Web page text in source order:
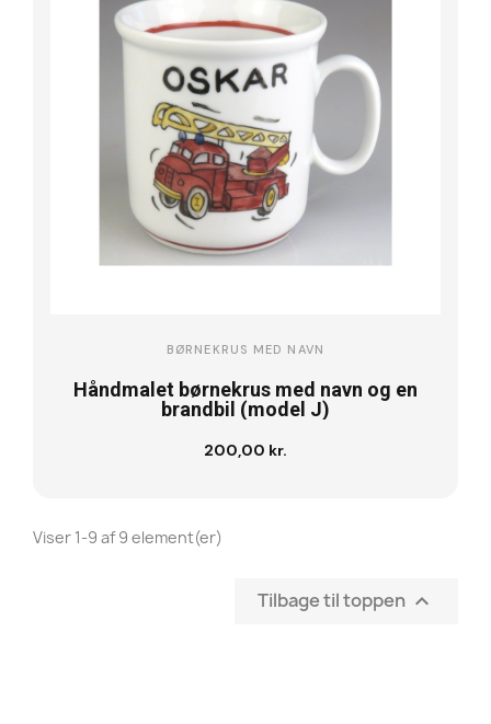
BØRNEKRUS MED NAVN
Håndmalet børnekrus med navn og en
brandbil (model J)
200,00 kr.
Se vare
Viser 1-9 af 9 element(er)
Tilbage til toppen 